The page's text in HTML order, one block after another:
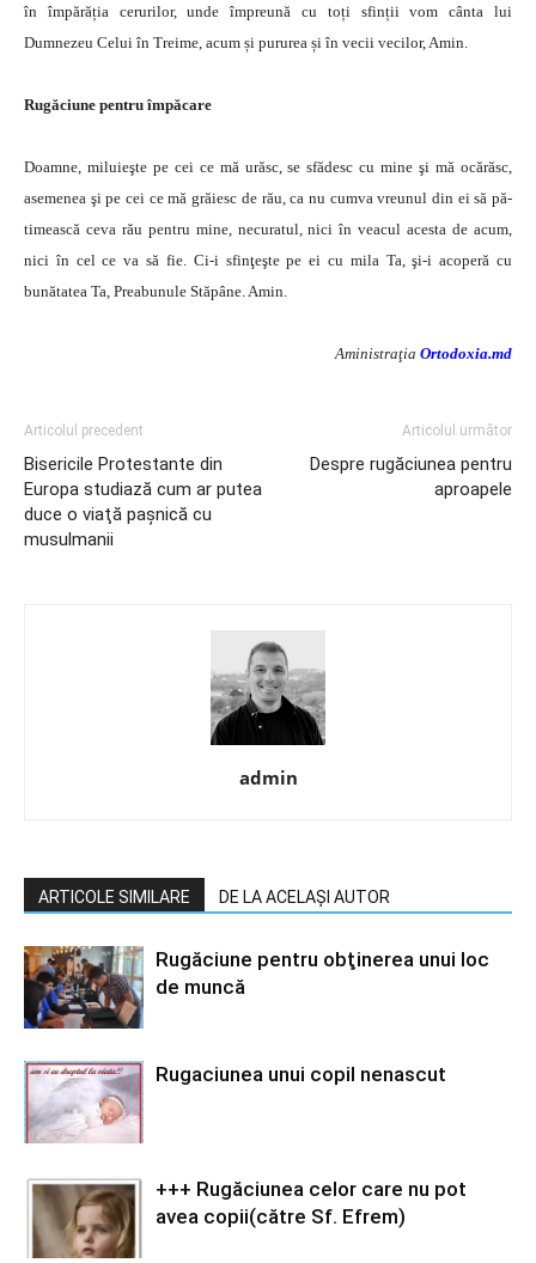
în împărăția cerurilor, unde împreună cu toți sfinții vom cânta lui
Dumnezeu Celui în Treime, acum și pururea și în vecii vecilor, Amin.
Rugăciune pentru împăcare
Doamne, miluieşte pe cei ce mă urăsc, se sfădesc cu mine şi mă ocărăsc,
asemenea şi pe cei ce mă gră­iesc de rău, ca nu cumva vreunul din ei să pă­
timească ceva rău pentru mine, necuratul, nici în veacul acesta de acum,
nici în cel ce va să fie. Ci-i sfinţeşte pe ei cu mila Ta, şi-i acoperă cu
bunătatea Ta, Preabunule Stăpâne. Amin.
Aministraţia Ortodoxia.md
Articolul precedent
Bisericile Protestante din
Europa studiază cum ar putea
duce o viaţă paşnică cu
musulmanii
Articolul următor
Despre rugăciunea pentru
aproapele
admin
ARTICOLE SIMILARE DE LA ACELAȘI AUTOR
Rugăciune pentru obţinerea unui loc
de muncă
Rugaciunea unui copil nenascut
+++ Rugăciunea celor care nu pot
avea copii(către Sf. Efrem)